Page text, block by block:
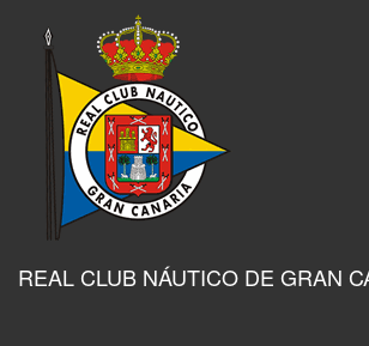
REAL CLUB NÁUTICO DE GRAN